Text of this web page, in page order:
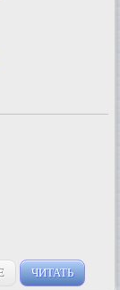
ЧИТАТЬ